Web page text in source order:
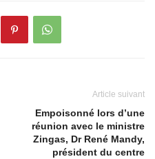
Article suivant
Empoisonné lors d’une
réunion avec le ministre
Zingas, Dr René Mandy,
président du centre